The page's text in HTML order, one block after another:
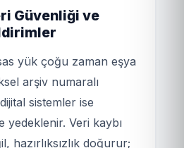
Güvenliği ve
yük çoğu zaman eşya
arşiv numaralı
sistemler ise
yedeklenir. Veri kaybı
hazırlıksızlık doğurur;